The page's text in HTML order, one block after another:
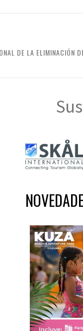
DE LA ELIMINACIÓN